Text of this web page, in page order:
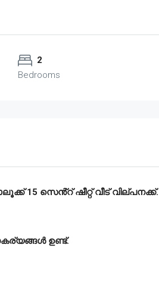
2
Bedrooms
15 സെൻ്റ് ഷീറ്റ് വീട് വില്പനക്ക്.
ഉണ്ട്.